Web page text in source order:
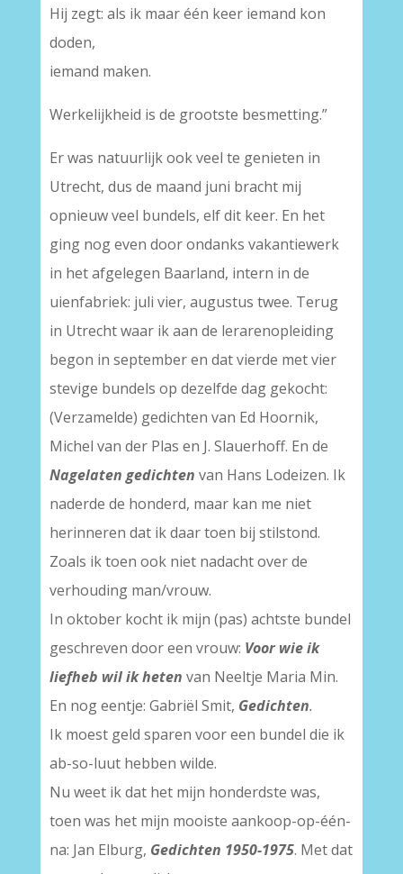
Hij zegt: als ik maar één keer iemand kon
doden,
iemand maken.
Werkelijkheid is de grootste besmetting.”
Er was natuurlijk ook veel te genieten in
Utrecht, dus de maand juni bracht mij
opnieuw veel bundels, elf dit keer. En het
ging nog even door ondanks vakantiewerk
in het afgelegen Baarland, intern in de
uienfabriek: juli vier, augustus twee. Terug
in Utrecht waar ik aan de lerarenopleiding
begon in september en dat vierde met vier
stevige bundels op dezelfde dag gekocht:
(Verzamelde) gedichten van Ed Hoornik,
Michel van der Plas en J. Slauerhoff. En de
Nagelaten gedichten van Hans Lodeizen. Ik
naderde de honderd, maar kan me niet
herinneren dat ik daar toen bij stilstond.
Zoals ik toen ook niet nadacht over de
verhouding man/vrouw.
In oktober kocht ik mijn (pas) achtste bundel
geschreven door een vrouw: Voor wie ik
liefheb wil ik heten van Neeltje Maria Min.
En nog eentje: Gabriël Smit, Gedichten.
Ik moest geld sparen voor een bundel die ik
ab-so-luut hebben wilde.
Nu weet ik dat het mijn honderdste was,
toen was het mijn mooiste aankoop-op-één-
na: Jan Elburg, Gedichten 1950-1975. Met dat